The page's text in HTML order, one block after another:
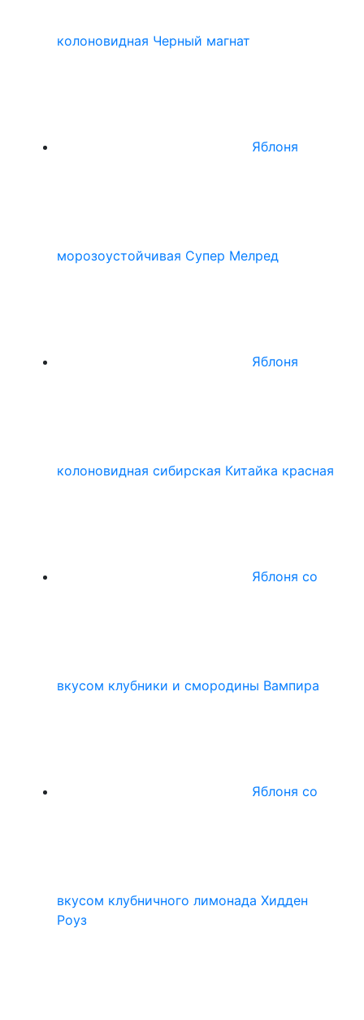
колоновидная Черный магнат
Яблоня
морозоустойчивая Супер Мелред
Яблоня
колоновидная сибирская Китайка красная
Яблоня со
вкусом клубники и смородины Вампира
Яблоня со
вкусом клубничного лимонада Хидден
Роуз